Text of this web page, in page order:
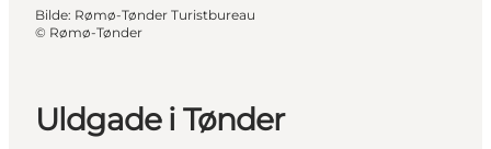
Uldgade i Tønder
Bilde: Rømø-Tønder Turistbureau
© Rømø-Tønder